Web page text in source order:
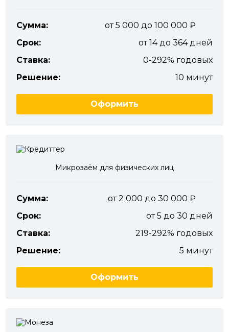
Сумма:
от 5 000 до 100 000
Срок:
от 14 до 364 дней
Ставка:
0-292% годовых
Решение:
10 минут
Оформить
Микрозаём для физических лиц
Сумма:
от 2 000 до 30 000
Срок:
от 5 до 30 дней
Ставка:
219-292% годовых
Решение:
5 минут
Оформить